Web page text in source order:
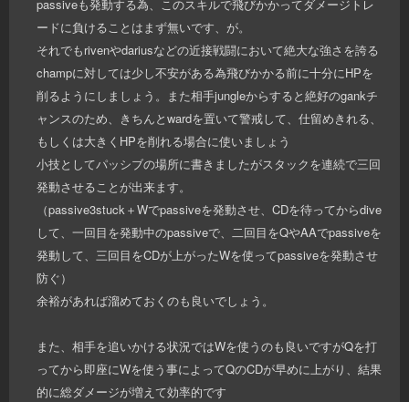
passiveも発動する為、このスキルで飛びかかってダメージトレ
ードに負けることはまず無いです、が。
それでもrivenやdariusなどの近接戦闘において絶大な強さを誇る
champに対しては少し不安がある為飛びかかる前に十分にHPを
削るようにしましょう。また相手jungleからすると絶好のgankチ
ャンスのため、きちんとwardを置いて警戒して、仕留めきれる、
もしくは大きくHPを削れる場合に使いましょう
小技としてパッシブの場所に書きましたがスタックを連続で三回
発動させることが出来ます。
（passive3stuck＋Wでpassiveを発動させ、CDを待ってからdive
して、一回目を発動中のpassiveで、二回目をQやAAでpassiveを
発動して、三回目をCDが上がったWを使ってpassiveを発動させ
防ぐ）
余裕があれば溜めておくのも良いでしょう。
また、相手を追いかける状況ではWを使うのも良いですがQを打
ってから即座にWを使う事によってQのCDが早めに上がり、結果
的に総ダメージが増えて効率的です